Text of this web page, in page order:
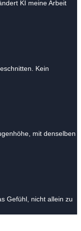
KI meine Arbeit
Kein
mit denselben
Gefühl, nicht allein zu